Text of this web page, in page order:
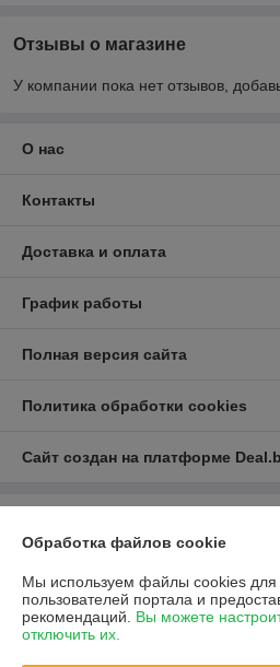
Отзывы о магазине
У компании пока нет отзывов,
О нас
Контакты
Доставка и оплата
График работы
Полная версия сайта
Политика обработки cookies
Сайт создан на платформе
г.Минск, ул. Пулихова д. 23, пом. 2Н
Регистрационный номер ЕГР: 193697373
Обработка файлов cookie
Мы используем файлы cookies для
пользователей портала и
рекомендаций. Вы можете
отключить их.